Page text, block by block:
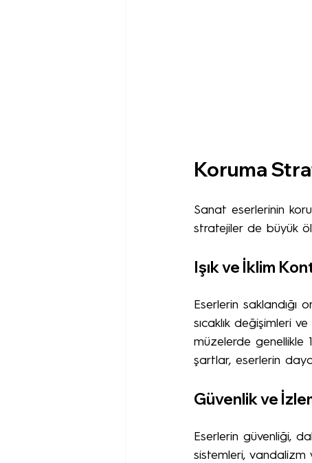
Koruma
Sanat eserlerinin
stratejiler de büyük
Işık ve İklim
Eserlerin saklandığı
sıcaklık değişimleri
müzelerde genellikle
şartlar, eserlerin
Güvenlik ve
Eserlerin güvenliği,
sistemleri, vandalizm